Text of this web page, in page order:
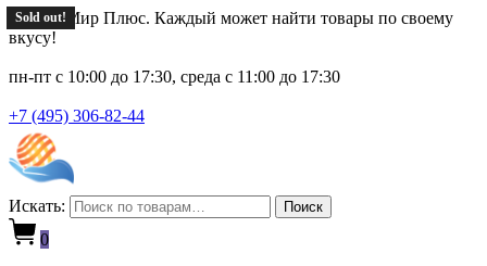
Новый Мир Плюс. Каждый может найти товары по своему
вкусу!
пн-пт с 10:00 до 17:30, среда с 11:00 до 17:30
+7 (495) 306-82-44
Искать: Поиск
0
Sold out!